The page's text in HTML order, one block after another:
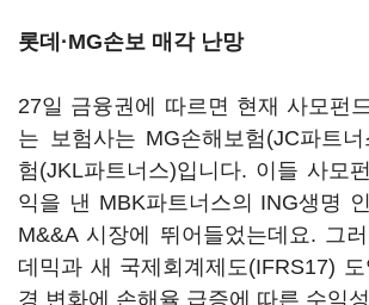
롯데·MG손보 매각 난망
27일 금융권에 따르면 현재 사모펀
는 보험사는 MG손해보험(JC파트
험(JKL파트너스)입니다. 이들 사모
익을 낸 MBK파트너스의 ING생명
M&&A 시장에 뛰어들었는데요. 그
데믹과 새 국제회계제도(IFRS17)
경 변화에 손해율 급증에 따른 수익